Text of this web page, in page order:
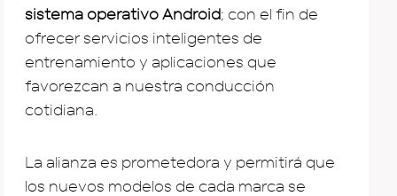
sistema operativo Android; con el fin de
ofrecer servicios inteligentes de
entrenamiento y aplicaciones que
favorezcan a nuestra conducción
cotidiana.
La alianza es prometedora y permitirá que
los nuevos modelos de cada marca se